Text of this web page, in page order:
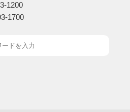
1200
1700